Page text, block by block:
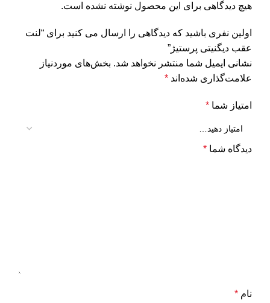
هیچ دیدگاهی برای این محصول نوشته نشده است.
اولین نفری باشید که دیدگاهی را ارسال می کنید برای “لنت
عقب دیگنیتی پرستیژ”
نشانی ایمیل شما منتشر نخواهد شد. بخش‌های موردنیاز
علامت‌گذاری شده‌اند *
امتیاز شما *
دیدگاه شما *
نام *